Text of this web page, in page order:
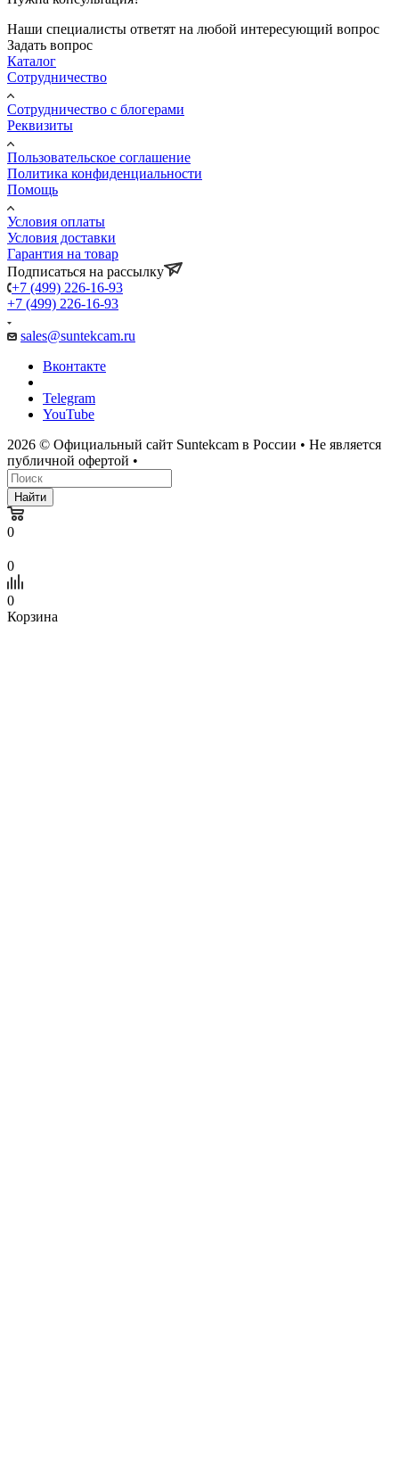
Наши специалисты ответят на любой интересующий вопрос
Задать вопрос
Каталог
Сотрудничество
Сотрудничество с блогерами
Реквизиты
Пользовательское соглашение
Политика конфиденциальности
Помощь
Условия оплаты
Условия доставки
Гарантия на товар
Подписаться на рассылку
+7 (499) 226-16-93
+7 (499) 226-16-93
sales@suntekcam.ru
Вконтакте
Telegram
YouTube
2026 © Официальный сайт Suntekcam в России • Не является
публичной офертой •
Найти
0
0
0
Корзина